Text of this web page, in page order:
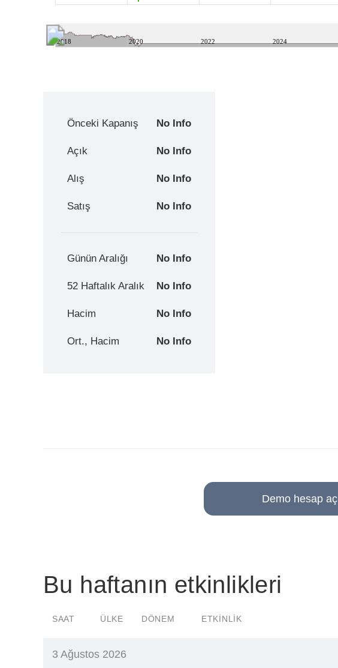
2018 2020 2022 2024
Önceki Kapanış No Info
Açık No Info
Alış No Info
Satış No Info
Günün Aralığı No Info
52 Haftalık Aralık No Info
Hacim No Info
Ort., Hacim No Info
Demo hesap aç
Bu haftanın etkinlikleri
SAAT ÜLKE DÖNEM ETKINLIK
3 Ağustos 2026